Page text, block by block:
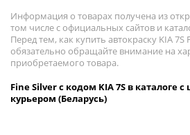
Информация о товарах получена из
том числе с официальных сайтов и
Перед тем, как купить автокраску KIA 7S
обязательно обращайте внимание на
приобретаемого товара.
Fine Silver с кодом KIA 7S в каталоге
курьером (Беларусь)